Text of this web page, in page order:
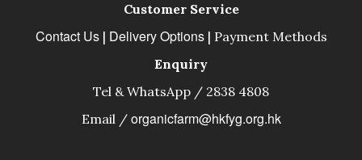
Customer Service
Contact Us| Delivery Options | Payment Methods
Enquiry
Tel & WhatsApp / 2838 4808
Email / organicfarm@hkfyg.org.hk